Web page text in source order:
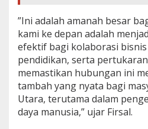
​”Ini adalah amanah besar
kami ke depan adalah
efektif bagi kolaborasi
pendidikan, serta
memastikan hubungan ini
tambah yang nyata bagi
Utara, terutama dalam
daya manusia,” ujar Firsal.